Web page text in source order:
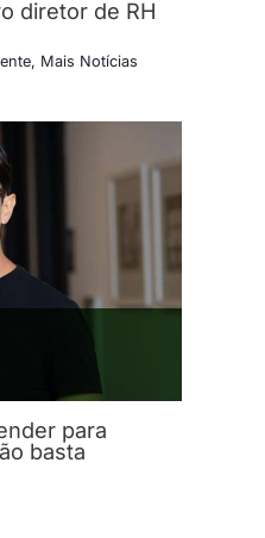
diretor de RH
, Mais Notícias
para
basta